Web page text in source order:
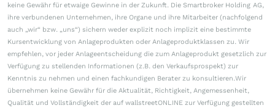
keine Gewähr für etwaige Gewinne in der Zukunft. Die Smartbroker Holding AG,
ihre verbundenen Unternehmen, ihre Organe und ihre Mitarbeiter (nachfolgend
auch „wir“ bzw. „uns“) sichern weder explizit noch implizit eine bestimmte
Kursentwicklung von Anlageprodukten oder Anlageproduktklassen zu. Wir
empfehlen, vor jeder Anlageentscheidung die zum Anlageprodukt gesetzlich zur
Verfügung zu stellenden Informationen (z.B. den Verkaufsprospekt) zur
Kenntnis zu nehmen und einen fachkundigen Berater zu konsultieren.Wir
übernehmen keine Gewähr für die Aktualität, Richtigkeit, Angemessenheit,
Qualität und Vollständigkeit der auf wallstreetONLINE zur Verfügung gestellten